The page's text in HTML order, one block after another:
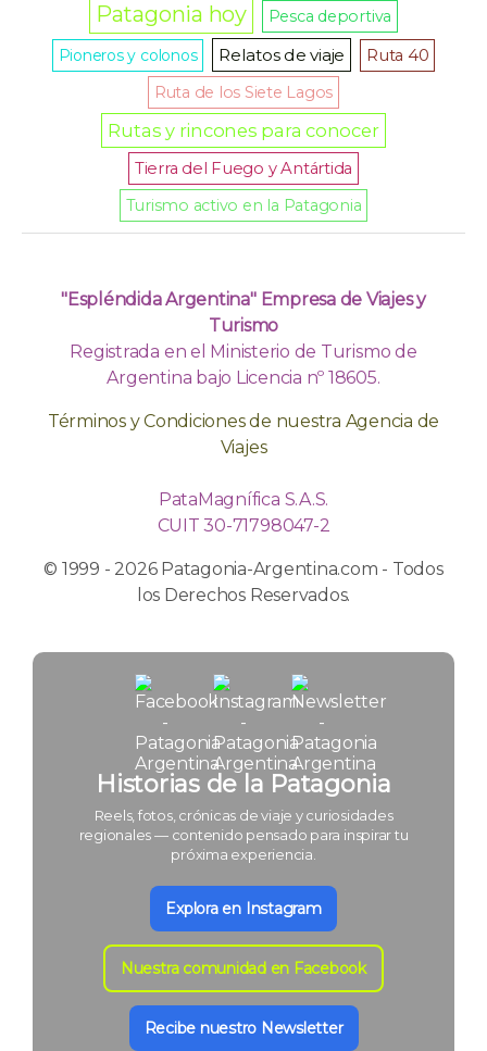
Patagonia hoy
Pesca deportiva
Pioneros y colonos
Relatos de viaje
Ruta 40
Ruta de los Siete Lagos
Rutas y rincones para conocer
Tierra del Fuego y Antártida
Turismo activo en la Patagonia
"Espléndida Argentina" Empresa de Viajes y
Turismo
Registrada en el Ministerio de Turismo de
Argentina bajo Licencia nº 18605.
Términos y Condiciones de nuestra Agencia de
Viajes
PataMagnífica S.A.S.
CUIT 30-71798047-2
© 1999 - 2026 Patagonia-Argentina.com - Todos
los Derechos Reservados.
Historias de la Patagonia
Reels, fotos, crónicas de viaje y curiosidades
regionales — contenido pensado para inspirar tu
próxima experiencia.
Explora en Instagram
Nuestra comunidad en Facebook
Recibe nuestro Newsletter